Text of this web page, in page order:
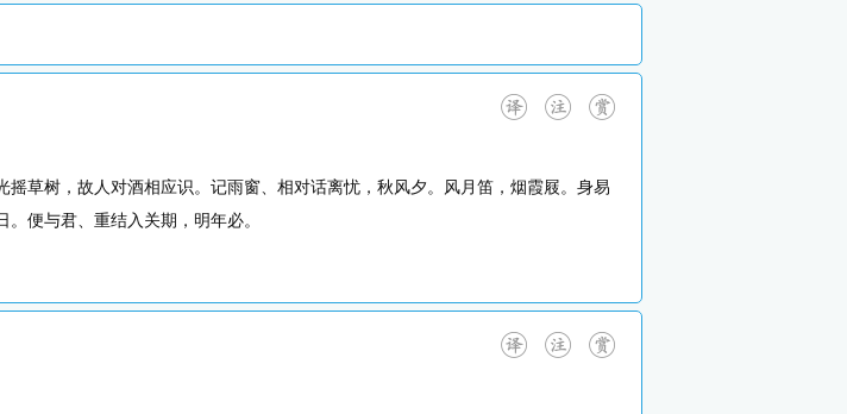
草树，故人对酒相应识。记雨窗、相对话离忧，秋风夕。风月笛，烟霞屐。身易
便与君、重结入关期，明年必。